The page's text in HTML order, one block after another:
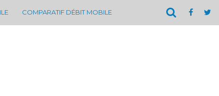
COMPARATIF DÉBIT MOBILE